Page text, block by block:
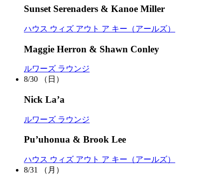
Sunset Serenaders & Kanoe Miller
ハウス ウィズ アウト ア キー（アールズ）
Maggie Herron & Shawn Conley
ルワーズ ラウンジ
8/30
（日）
Nick La’a
ルワーズ ラウンジ
Pu’uhonua & Brook Lee
ハウス ウィズ アウト ア キー（アールズ）
8/31
（月）